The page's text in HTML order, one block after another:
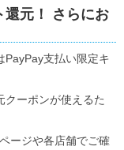
還元！ さらにお
PayPay支払い限定キ
クーポンが使えるた
ージや各店舗でご確